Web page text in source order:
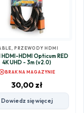
PRZEWODY HDMI
HDMI-HDMI Opticum RED
4K UHD - 3m (v2.0)
BRAK NA MAGAZYNIE
30,00 zł
Dowiedz się więcej